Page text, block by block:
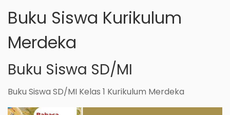
Buku Siswa Kurikulum
Merdeka
Buku Siswa SD/MI
Buku Siswa SD/MI Kelas 1 Kurikulum Merdeka